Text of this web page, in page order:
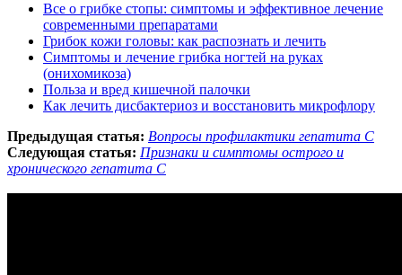
Все о грибке стопы: симптомы и эффективное лечение
современными препаратами
Грибок кожи головы: как распознать и лечить
Симптомы и лечение грибка ногтей на руках
(онихомикоза)
Польза и вред кишечной палочки
Как лечить дисбактериоз и восстановить микрофлору
Предыдущая статья: Вопросы профилактики гепатита С
Следующая статья: Признаки и симптомы острого и
хронического гепатита С